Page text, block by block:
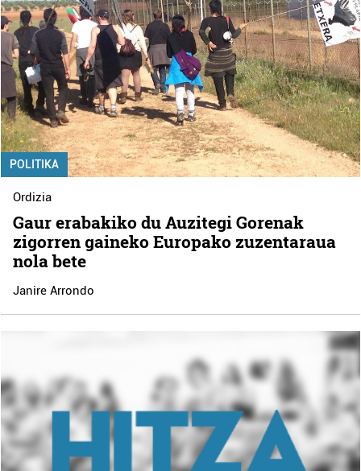
POLITIKA
Ordizia
Gaur erabakiko du Auzitegi Gorenak
zigorren gaineko Europako zuzentaraua
nola bete
Janire Arrondo